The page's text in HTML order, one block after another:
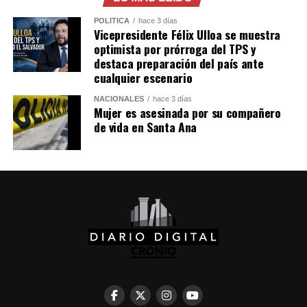
Comparte esto:
Facebook X
Me gusta esto:
POLÍTICA hace 3 días
Vicepresidente Félix Ulloa se muestra
optimista por prórroga del TPS y
destaca preparación del país ante
cualquier escenario
NACIONALES hace 3 días
Mujer es asesinada por su compañero
de vida en Santa Ana